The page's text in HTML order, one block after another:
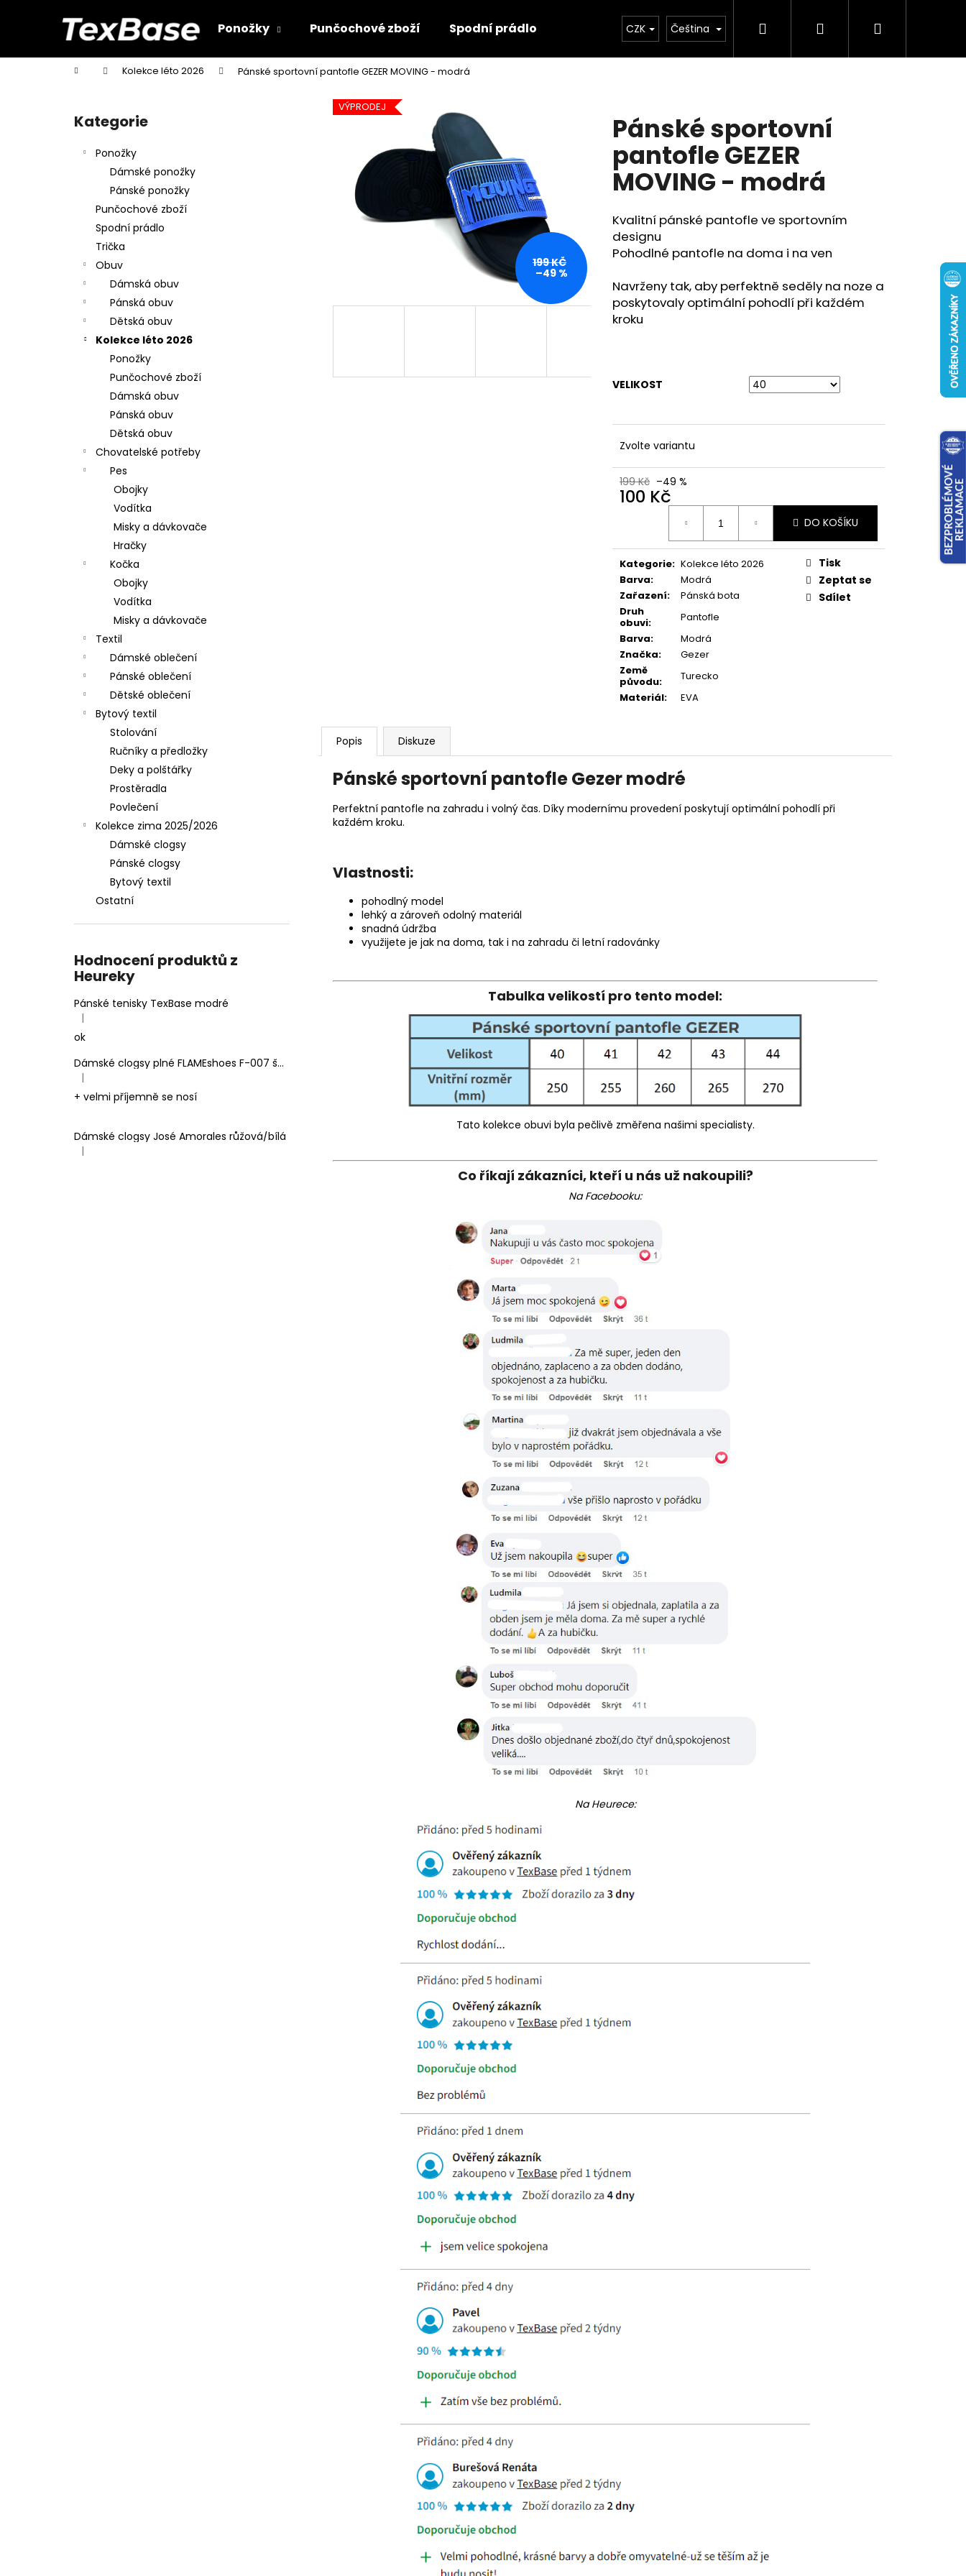
Ponožky Punčochové zboží Spodní prádlo Obuv Kolekce léto 2026 Chovatelské
CZK Čeština Hledat PřihlášeníNákupní
Domů Kolekce léto 2026 Pánské sportovní pantofle GEZER MOVING - modrá
Přeskočit
kategorie
Kategorie
Ponožky
Dámské ponožky
Pánské ponožky
Punčochové zboží
Spodní prádlo
Trička
Obuv
Dámská obuv
Pánská obuv
Dětská obuv
Kolekce léto 2026
Ponožky
Punčochové zboží
Dámská obuv
Pánská obuv
Dětská obuv
Chovatelské potřeby
Pes
Obojky
Vodítka
Misky a dávkovače
Hračky
Kočka
Obojky
Vodítka
Misky a dávkovače
Textil
Dámské oblečení
Pánské oblečení
Dětské oblečení
Bytový textil
Stolování
Ručníky a předložky
Deky a polštářky
Prostěradla
Povlečení
Kolekce zima 2025/2026
Dámské clogsy
Pánské clogsy
Bytový textil
Ostatní
Hodnocení produktů z
Heureky
Pánské tenisky TexBase modré
Hodnocení produktu je 5 z 5 hvězdiček.
|
ok
Dámské clogsy plné FLAMEshoes F-007 šedé
Hodnocení produktu je 5 z 5 hvězdiček.
|
+ velmi příjemně se nosí
Dámské clogsy José Amorales růžová/bílá
Hodnocení produktu je 4 z 5 hvězdiček.
|
Pánské sportovní
pantofle GEZER
MOVING - modrá
Kvalitní pánské pantofle ve sportovním
designu
Pohodlné pantofle na doma i na ven
Navrženy tak, aby perfektně seděly na noze a
poskytovaly optimální pohodlí při každém
kroku
VELIKOST
Zvolte variantu
199 Kč –49 %
100 Kč
DO KOŠÍKU
Kategorie: Kolekce léto 2026
Barva:
Modrá
Zařazení:
Pánská bota
Druh
obuvi:
Pantofle
Barva:
Modrá
Značka:
Gezer
Země
původu:
Turecko
Materiál: EVA
Tisk
Zeptat se
Sdílet
VÝPRODEJ
199 KČ
–49 %
Popis Diskuze
Pánské sportovní pantofle Gezer modré
Perfektní pantofle na zahradu i volný čas. Díky modernímu provedení poskytují optimální pohodlí při
každém kroku.
Vlastnosti:
pohodlný model
lehký a zároveň odolný materiál
snadná údržba
využijete je jak na doma, tak i na zahradu či letní radovánky
Tabulka velikostí pro tento model:
Tato kolekce obuvi byla pečlivě změřena našimi specialisty.
Co říkají zákazníci, kteří u nás už nakoupili?
Na Facebooku:
Na Heurece:
í
Zpět
do
Zpět
do
Co potřebujete najít?
Doporučujeme